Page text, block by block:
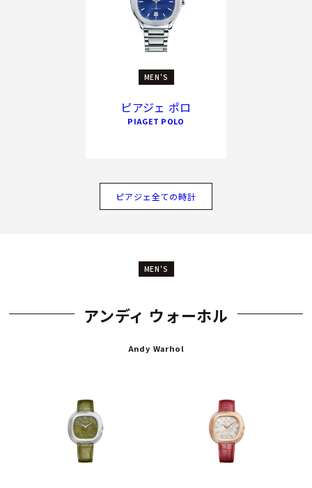
MEN'S
ピアジェ ポロ
PIAGET POLO
ピアジェ全ての時計
MEN'S
アンディ ウォーホル
Andy Warhol